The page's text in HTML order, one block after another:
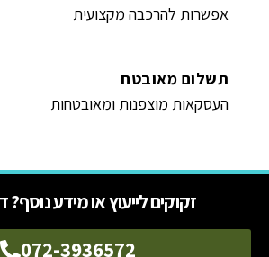
אפשרות להרכבה מקצועית
תשלום מאובטח
העסקאות מוצפנות ומאובטחות
זקוקים לייעוץ או מידע נוסף?
072-3936572